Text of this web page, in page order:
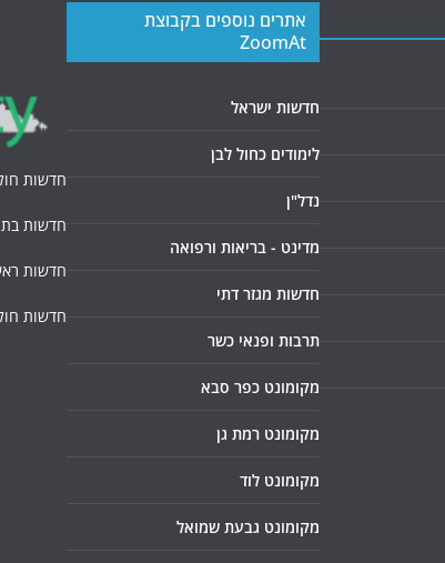
אתרים נוספים בקבוצת
ZoomAt
חדשות ישראל
לימודים כחול לבן
נדל"ן
מדינט - בריאות ורפואה
חדשות מגזר דתי
תרבות ופנאי כשר
מקומונט כפר סבא
מקומונט רמת גן
מקומונט לוד
מקומונט גבעת שמואל
חדשות
חדשות בת
חדשות
חדשות